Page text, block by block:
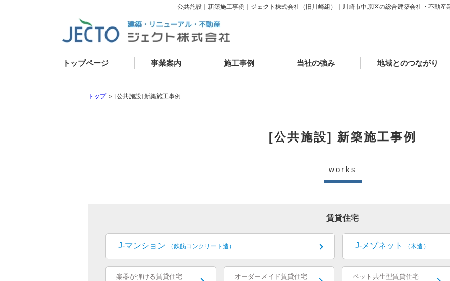
公共施設｜新築施工事例｜ジェクト株式会社（旧川崎組）｜川崎市中原区の総合建築会社・不動産
トップページ 事業案内
資産コンサルティング
建築事業
施工事例
新築施工事例
リニューアル施工事例
当社の強み 地域とのつながり
トップ＞ [公共施設] 新築施工事例
[公共施設] 新築施工事例
works
賃貸住宅
J-マンション （鉄筋コンクリート造） J-メゾネット （木造）
楽器が弾ける賃貸住宅 オーダーメイド賃貸住宅 ペット共生型賃貸住宅